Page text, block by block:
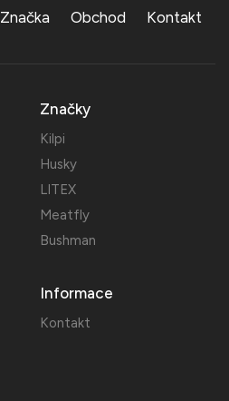
Značka Obchod Kontakt
Značky
Kilpi
Husky
LITEX
Meatfly
Bushman
Informace
Kontakt